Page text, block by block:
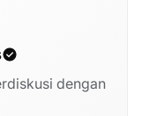
dengan